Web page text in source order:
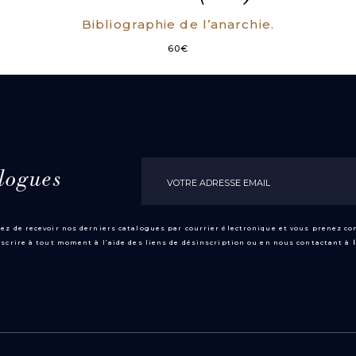
Bibliographie de l’anarchie.
60€
de recevoir nos derniers catalogues par courrier électronique et vous prenez
à tout moment à l’aide des liens de désinscription ou en nous contactant à